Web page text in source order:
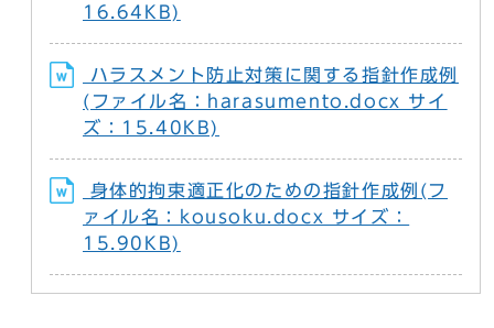
16.64KB)
ハラスメント防止対策に関する指針作成例
(ファイル名：harasumento.docx サイ
ズ：15.40KB)
身体的拘束適正化のための指針作成例(フ
ァイル名：kousoku.docx サイズ：
15.90KB)